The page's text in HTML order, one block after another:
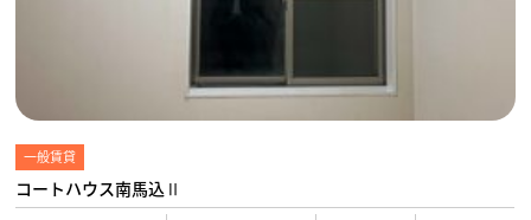
一般賃貸
コートハウス南馬込Ⅱ